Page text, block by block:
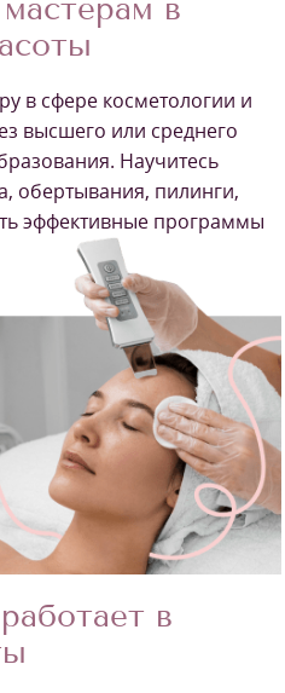
в
в сфере косметологии и
высшего или среднего
Научитесь
обертывания, пилинги,
эффективные программы
в